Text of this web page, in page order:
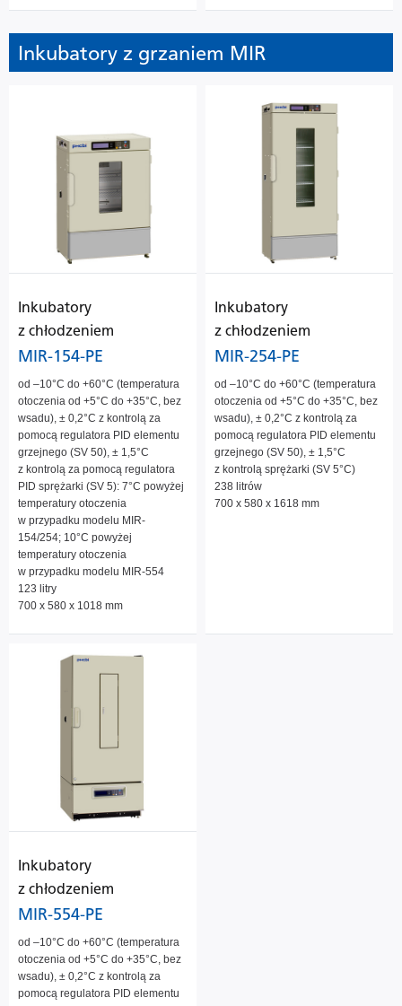
Inkubatory z grzaniem MIR
Inkubatory
z chłodzeniem
MIR-154-PE
od –10°C do +60°C (temperatura
otoczenia od +5°C do +35°C, bez
wsadu), ± 0,2°C z kontrolą za
pomocą regulatora PID elementu
grzejnego (SV 50), ± 1,5°C
z kontrolą za pomocą regulatora
PID sprężarki (SV 5): 7°C powyżej
temperatury otoczenia
w przypadku modelu MIR-
154/254; 10°C powyżej
temperatury otoczenia
w przypadku modelu MIR-554
123 litry
700 x 580 x 1018 mm
Inkubatory
z chłodzeniem
MIR-254-PE
od –10°C do +60°C (temperatura
otoczenia od +5°C do +35°C, bez
wsadu), ± 0,2°C z kontrolą za
pomocą regulatora PID elementu
grzejnego (SV 50), ± 1,5°C
z kontrolą sprężarki (SV 5°C)
238 litrów
700 x 580 x 1618 mm
Inkubatory
z chłodzeniem
MIR-554-PE
od –10°C do +60°C (temperatura
otoczenia od +5°C do +35°C, bez
wsadu), ± 0,2°C z kontrolą za
pomocą regulatora PID elementu